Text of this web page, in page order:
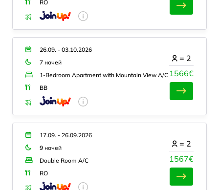
RO
26.09. - 03.10.2026
7 ночей
1-Bedroom Apartment with Mountain View A/C
BB
1566€
= 2
17.09. - 26.09.2026
9 ночей
Double Room A/C
RO
1567€
= 2